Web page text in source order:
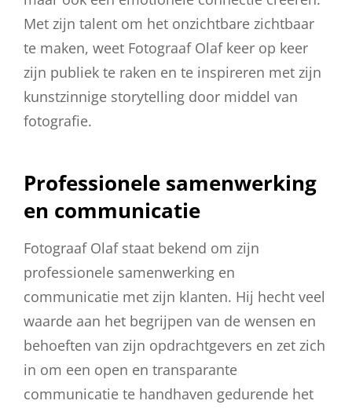
Met zijn talent om het onzichtbare zichtbaar
te maken, weet Fotograaf Olaf keer op keer
zijn publiek te raken en te inspireren met zijn
kunstzinnige storytelling door middel van
fotografie.
Professionele samenwerking
en communicatie
Fotograaf Olaf staat bekend om zijn
professionele samenwerking en
communicatie met zijn klanten. Hij hecht veel
waarde aan het begrijpen van de wensen en
behoeften van zijn opdrachtgevers en zet zich
in om een open en transparante
communicatie te handhaven gedurende het